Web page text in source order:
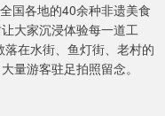
国各地的40余种非遗美食
大家沉浸体验每一道工
落在水街、鱼灯街、老村的
量游客驻足拍照留念。